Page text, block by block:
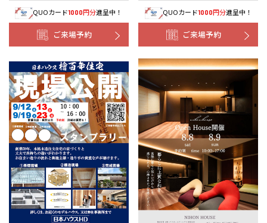
QUOカード1000円分進呈中！
ご来場予約
QUOカード1000円分進呈中！
ご来場予約